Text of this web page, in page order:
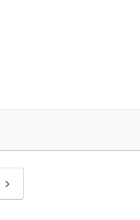
次